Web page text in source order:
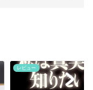
レビュー